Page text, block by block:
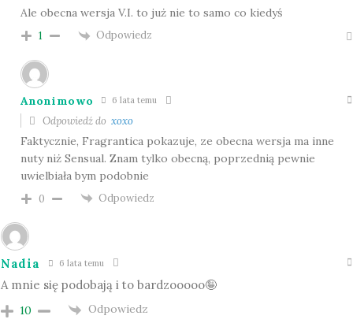
Ale obecna wersja V.I. to już nie to samo co kiedyś
1 Odpowiedz
Anonimowo 6 lata temu
Odpowiedź do xoxo
Faktycznie, Fragrantica pokazuje, ze obecna wersja ma inne
nuty niż Sensual. Znam tylko obecną, poprzednią pewnie
uwielbiała bym podobnie
0 Odpowiedz
Nadia 6 lata temu
A mnie się podobają i to bardzooooo🤪
10 Odpowiedz